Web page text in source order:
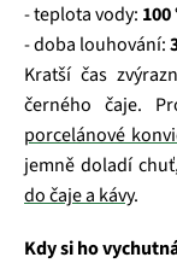
- teplota vody: 100
- doba louhování:
Kratší čas
černého čaje.
porcelánové
jemně doladí
do čaje a kávy.
Kdy si ho